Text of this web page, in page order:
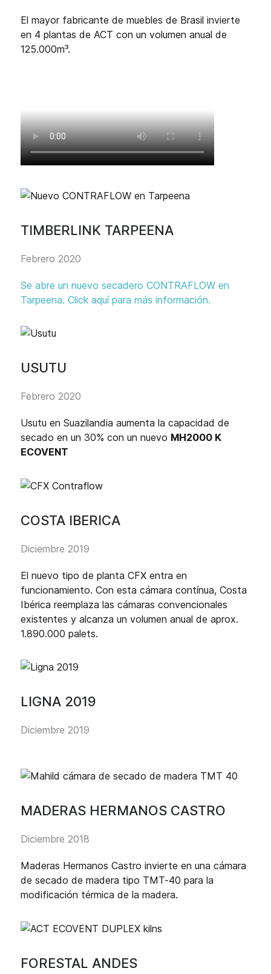
El mayor fabricante de muebles de Brasil invierte
en 4 plantas de ACT con un volumen anual de
125.000m³.
TIMBERLINK TARPEENA
Febrero 2020
Se abre un nuevo secadero CONTRAFLOW en
Tarpeena. Click aquí para más información.
USUTU
Febrero 2020
Usutu en Suazilandia aumenta la capacidad de
secado en un 30% con un nuevo MH2000 K
ECOVENT
COSTA IBERICA
Diciembre 2019
El nuevo tipo de planta CFX entra en
funcionamiento. Con esta cámara contínua, Costa
Ibérica reemplaza las cámaras convencionales
existentes y alcanza un volumen anual de aprox.
1.890.000 palets.
LIGNA 2019
Diciembre 2019
MADERAS HERMANOS CASTRO
Diciembre 2018
Maderas Hermanos Castro invierte en una cámara
de secado de madera tipo TMT-40 para la
modificación térmica de la madera.
FORESTAL ANDES